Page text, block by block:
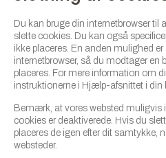
Du kan bruge din internetbrowser til
slette cookies. Du kan også
ikke placeres. En anden mulighed
internetbrowser, så du modtager en
placeres. For mere information om
instruktionerne i Hjælp-afsnittet i din
Bemærk, at vores websted muligvis
cookies er deaktiverede. Hvis du
placeres de igen efter dit samtykke,
websteder.